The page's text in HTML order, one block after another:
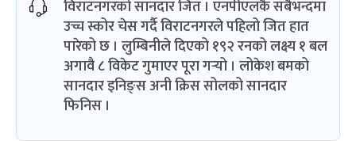
विराटनगरको सानदार जित । एनपीएलकै सबैभन्दमा
उच्च स्कोर चेस गर्दै विराटनगरले पहिलो जित हात
पारेको छ । लुम्बिनीले दिएको १९२ रनको लक्ष्य १ बल
अगावै ८ विकेट गुमाएर पूरा गर्‍यो । लोकेश बमको
सानदार इनिङ्स अनी क्रिस सोलको सानदार
फिनिस ।